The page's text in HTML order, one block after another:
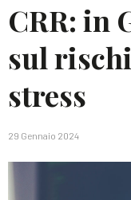
CRR: in
sul
stress
29 Gennaio 2024